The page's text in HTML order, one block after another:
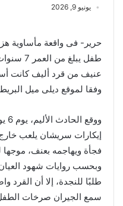
يونيو 9, 2026
حرير- فى واقعة مأساوية
طفل
عنيف من قرد أليف كانت
وفقا لموقع ديلى ميل
إيكارات سريشان يلعب
فجأة ويهاجمه بعنف،
وبحسب روايات شهود
طلبًا للنجدة، إلا أن القرد
سمع الجيران صرخات